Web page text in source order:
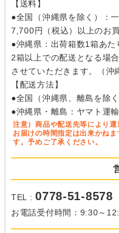
【送料】
●全国（沖縄県を除く）：
7,700円（税込）以上のお
●沖縄県：出荷箱数1箱あた
2箱以上での配送となる場
させていただきます。（沖
【配送方法】
●全国（沖縄県、離島を除
●沖縄県・離島：ヤマト運輸
注意）商品や配送先等により運
お届けの時間指定は出来かね
す。予めご了承ください。
TEL :0778-51-8578
お電話受付時間：9:30～